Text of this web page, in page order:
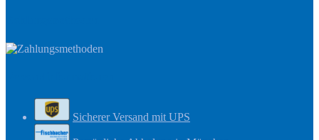
Sicherer Versand mit UPS